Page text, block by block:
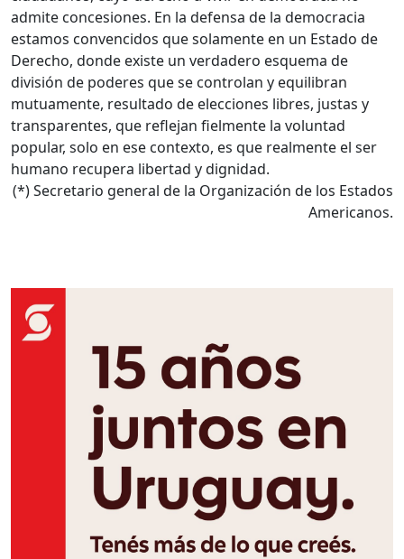
admite concesiones. En la defensa de la democracia
estamos convencidos que solamente en un Estado de
Derecho, donde existe un verdadero esquema de
división de poderes que se controlan y equilibran
mutuamente, resultado de elecciones libres, justas y
transparentes, que reflejan fielmente la voluntad
popular, solo en ese contexto, es que realmente el ser
humano recupera libertad y dignidad.
(*) Secretario general de la Organización de los Estados
Americanos.